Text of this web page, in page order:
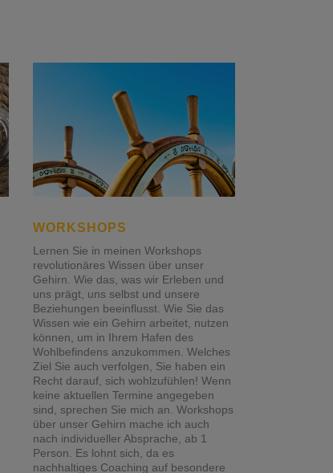
WORKSHOPS
Lernen Sie in meinen Workshops
revolutionäres Wissen über unser
Gehirn. Wie das, was wir Erleben und
uns prägt, uns selbst und unsere
Beziehungen beeinflusst. Wie Sie das
Wissen wie ein Gehirn arbeitet, nutzen
können, um in Ihrem Hafen des
Wohlbefindens anzukommen. Welches
Ziel Sie auch verfolgen, Sie haben ein
Recht darauf, sich wohlzufühlen! Wenn
keine aktuellen Termine angegeben
sind, sprechen Sie mich an. Workshops
über unser Gehirn mache ich auch
nach individueller Absprache, ab 1
Person. Es lohnt sich, da es
nachhaltiges Coaching auf besondere